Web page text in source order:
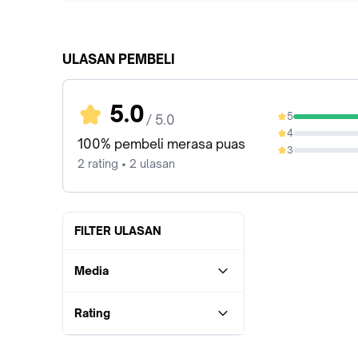
ULASAN PEMBELI
5.0 / 5.0
100% pembeli merasa puas
2 rating • 2 ulasan
5
100%
4
0%
3
0%
FILTER ULASAN
Media
Rating